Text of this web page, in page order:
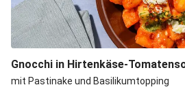
Gnocchi in Hirtenkäse-
mit Pastinake und Basilikumtopping